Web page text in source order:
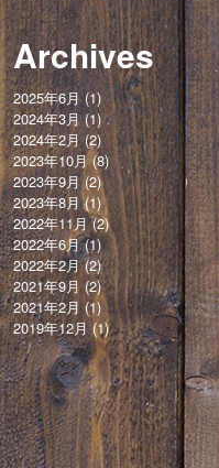
Archives
2025年6月(1)
2024年3月(1)
2024年2月(2)
2023年10月(8)
2023年9月(2)
2023年8月(1)
2022年11月(2)
2022年6月(1)
2022年2月(2)
2021年9月 (2)
2021年2月(1)
2019年12月(1)